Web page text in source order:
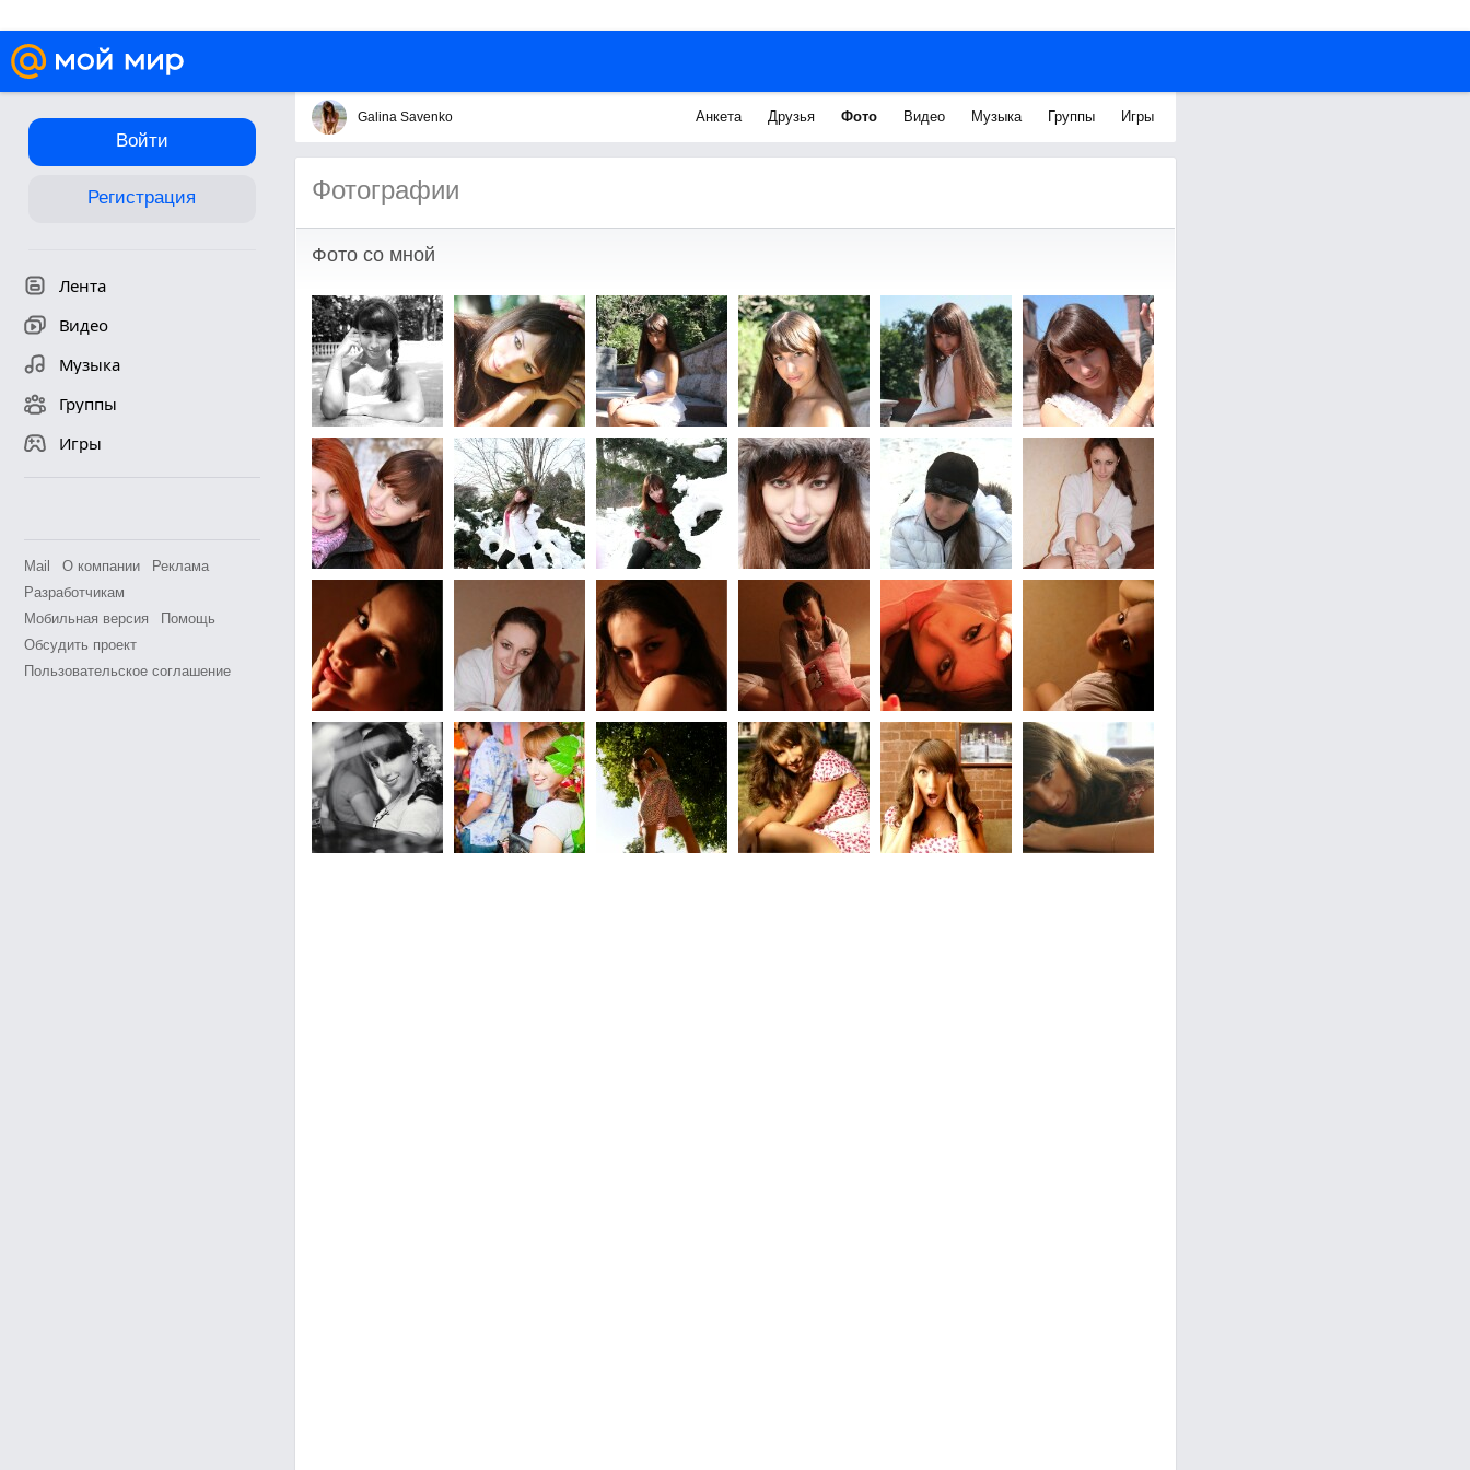
Войти
Регистрация
Лента
Видео
Музыка
Группы
Игры
Mail О компании
Реклама
Разработчикам
Мобильная версия
Помощь
Обсудить проект
Пользовательское соглашение
Galina Savenko Анкета Друзья Фото Видео Музыка Группы Игры
Фотографии
Фото со мной